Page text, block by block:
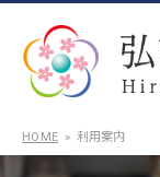
HOME 利用案内